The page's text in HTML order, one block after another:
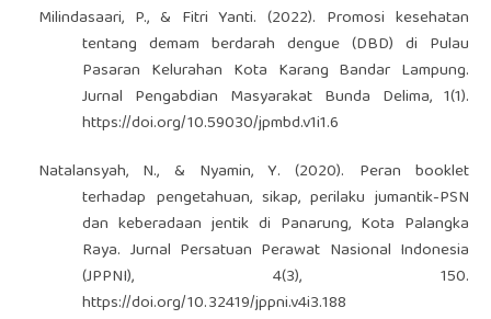
Milindasaari, P., & Fitri Yanti. (2022). Promosi kesehatan
tentang demam berdarah dengue (DBD) di Pulau
Pasaran Kelurahan Kota Karang Bandar Lampung.
Jurnal Pengabdian Masyarakat Bunda Delima, 1(1).
https://doi.org/10.59030/jpmbd.v1i1.6
Natalansyah, N., & Nyamin, Y. (2020). Peran booklet
terhadap pengetahuan, sikap, perilaku jumantik-PSN
dan keberadaan jentik di Panarung, Kota Palangka
Raya. Jurnal Persatuan Perawat Nasional Indonesia
(JPPNI), 4(3), 150.
https://doi.org/10.32419/jppni.v4i3.188